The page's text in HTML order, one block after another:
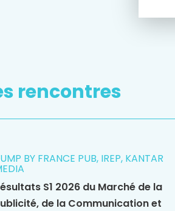
rencontres
BY FRANCE PUB, IREP, KANTAR
S1 2026 du Marché de la
de la Communication et